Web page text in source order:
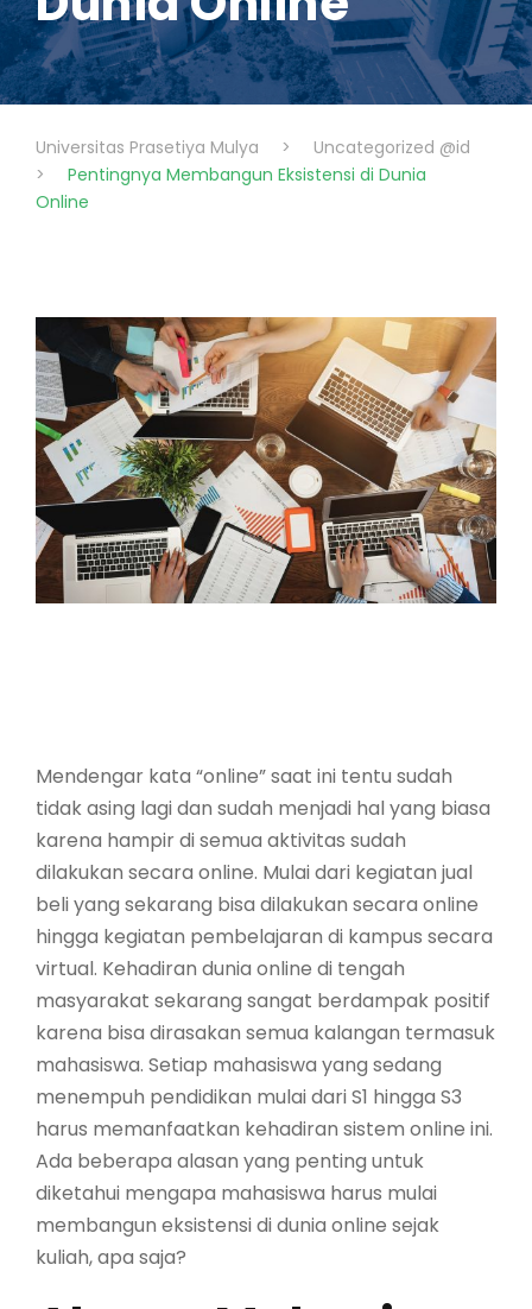
Universitas Prasetiya Mulya >
Uncategorized @id
>
Pentingnya Membangun Eksistensi di Dunia
Online
Mendengar kata “online” saat ini tentu sudah
tidak asing lagi dan sudah menjadi hal yang biasa
karena hampir di semua aktivitas sudah
dilakukan secara online. Mulai dari kegiatan jual
beli yang sekarang bisa dilakukan secara online
hingga kegiatan pembelajaran di kampus secara
virtual. Kehadiran dunia online di tengah
masyarakat sekarang sangat berdampak positif
karena bisa dirasakan semua kalangan termasuk
mahasiswa. Setiap mahasiswa yang sedang
menempuh pendidikan mulai dari S1 hingga S3
harus memanfaatkan kehadiran sistem online ini.
Ada beberapa alasan yang penting untuk
diketahui mengapa mahasiswa harus mulai
membangun eksistensi di dunia online sejak
kuliah, apa saja?